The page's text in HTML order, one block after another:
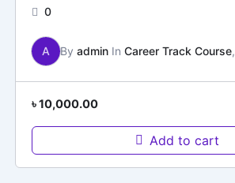
0
A By adminIn Career Track Course,
৳10,000.00
Add to cart